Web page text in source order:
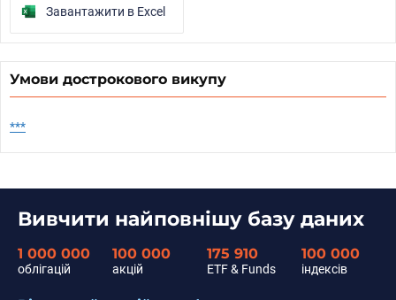
Завантажити в Excel
Умови дострокового викупу
***
Вивчити найповнішу базу даних
1 000 000
облігацій
100 000
акцій
175 910
ETF & Funds
100 000
індексів